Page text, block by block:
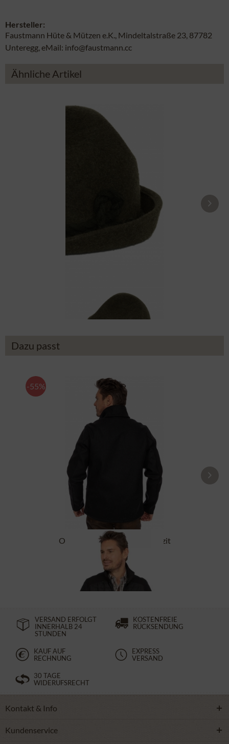
Hersteller:
Faustmann Hüte & Mützen e.K., Mindeltalstraße 23, 87782
Unteregg, eMail: info@faustmann.cc
Ähnliche Artikel
39,90 €
Dazu passt
-55%
Outdoorjacke 409801 anthrazit
89,90 € 199,90 €
VERSAND ERFOLGT
INNERHALB 24
STUNDEN
KOSTENFREIE
RÜCKSENDUNG
KAUF AUF
RECHNUNG
EXPRESS
VERSAND
30 TAGE
WIDERUFSRECHT
Kontakt & Info
Kundenservice